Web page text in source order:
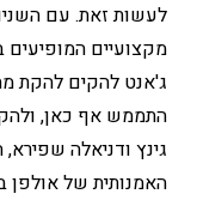
לעשות זאת. עם
מקצועיים
ג'אנט להקים להקת
התממש אף כאן,
גינץ ודניאלה
האמנותית של